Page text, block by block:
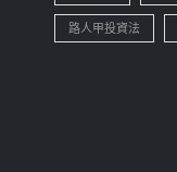
路人甲投資法